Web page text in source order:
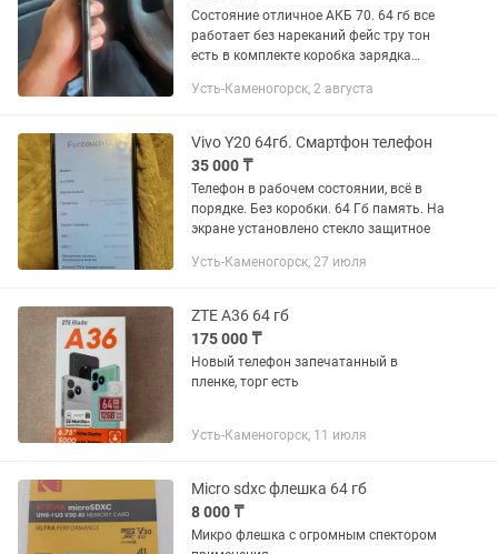
Состояние отличное АКБ 70. 64 гб все
работает без нареканий фейс тру тон
есть в комплекте коробка зарядка
Усть-Каменогорск, 2 августа
Vivo Y20 64гб. Смартфон телефон
35 000 ₸
Телефон в рабочем состоянии, всё в
порядке. Без коробки. 64 Гб память. На
экране установлено стекло защитное
Усть-Каменогорск, 27 июля
ZTE A36 64 гб
175 000 ₸
Новый телефон запечатанный в
пленке, торг есть
Усть-Каменогорск, 11 июля
Micro sdxc флешка 64 гб
8 000 ₸
Микро флешка с огромным спектором